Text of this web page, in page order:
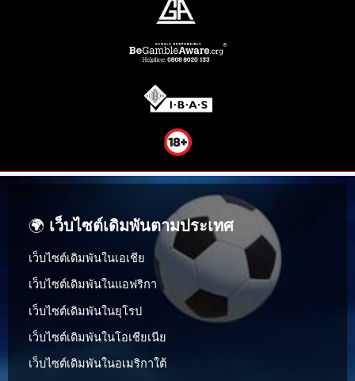
🌍 เว็บไซต์เดิมพันตามประเทศ
เว็บไซต์เดิมพันในเอเชีย
เว็บไซต์เดิมพันในแอฟริกา
เว็บไซต์เดิมพันในยุโรป
เว็บไซต์เดิมพันในโอเชียเนีย
เว็บไซต์เดิมพันในอเมริกาใต้